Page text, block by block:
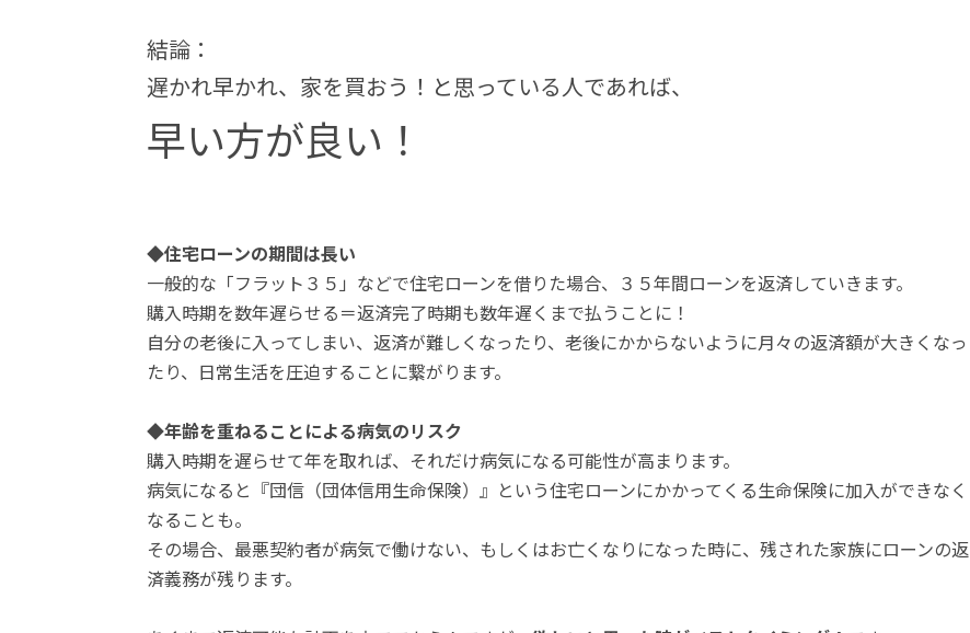
結論：
遅かれ早かれ、家を買おう！と思っている人であれば、
早い方が良い！
◆住宅ローンの期間は長い
一般的な「フラット３５」などで住宅ローンを借りた場合、３５年間ローンを返済していきます。
購入時期を数年遅らせる＝返済完了時期も数年遅くまで払うことに！
自分の老後に入ってしまい、返済が難しくなったり、老後にかからないように月々の返済額が大きくなっ
たり、日常生活を圧迫することに繋がります。
◆年齢を重ねることによる病気のリスク
購入時期を遅らせて年を取れば、それだけ病気になる可能性が高まります。
病気になると『団信（団体信用生命保険）』という住宅ローンにかかってくる生命保険に加入ができなく
なることも。
その場合、最悪契約者が病気で働けない、もしくはお亡くなりになった時に、残された家族にローンの返
済義務が残ります。